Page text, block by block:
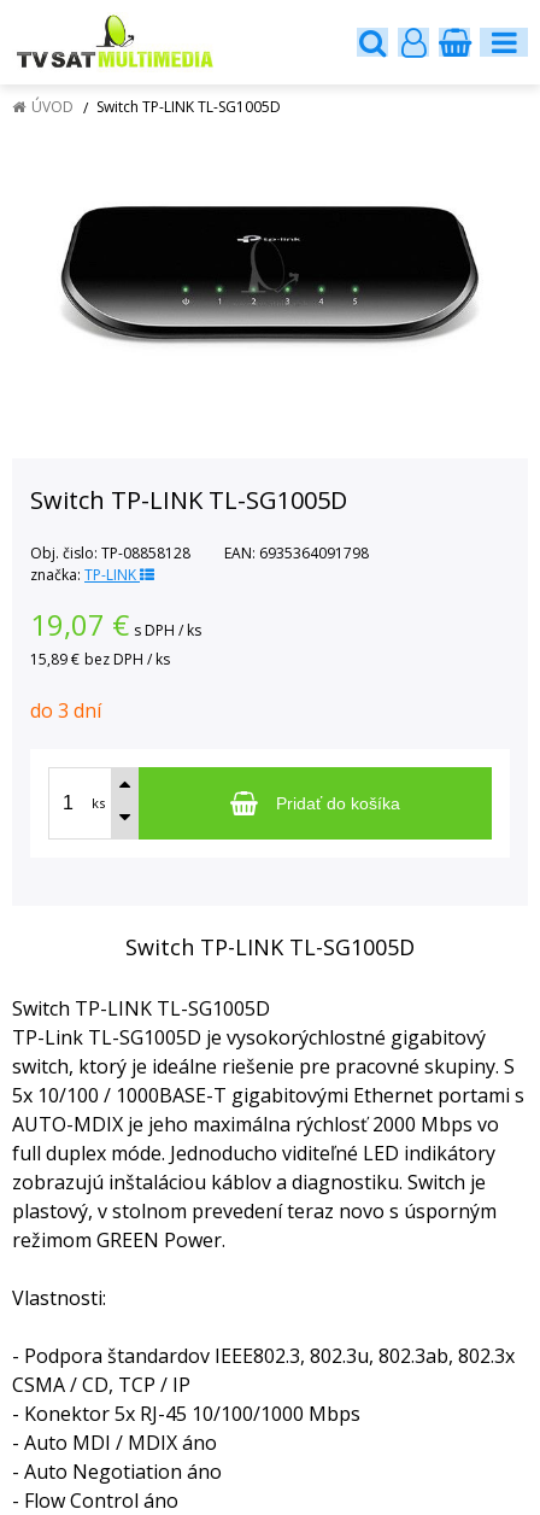
ÚVOD Switch TP-LINK TL-SG1005D
Switch TP-LINK TL-SG1005D
Obj. čislo: TP-08858128 EAN: 6935364091798
značka: TP-LINK
19,07 € s DPH / ks
15,89 € bez DPH / ks
do 3 dní
ks Pridať do košíka
Switch TP-LINK TL-SG1005D
Switch TP-LINK TL-SG1005D
TP-Link TL-SG1005D je vysokorýchlostné gigabitový
switch, ktorý je ideálne riešenie pre pracovné skupiny. S
5x 10/100 / 1000BASE-T gigabitovými Ethernet portami s
AUTO-MDIX je jeho maximálna rýchlosť 2000 Mbps vo
full duplex móde. Jednoducho viditeľné LED indikátory
zobrazujú inštaláciou káblov a diagnostiku. Switch je
plastový, v stolnom prevedení teraz novo s úsporným
režimom GREEN Power.
Vlastnosti:
- Podpora štandardov IEEE802.3, 802.3u, 802.3ab, 802.3x
CSMA / CD, TCP / IP
- Konektor 5x RJ-45 10/100/1000 Mbps
- Auto MDI / MDIX áno
- Auto Negotiation áno
- Flow Control áno